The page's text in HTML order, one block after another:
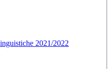
2021/2022